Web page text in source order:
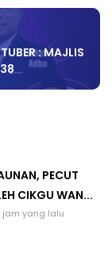
: MAJLIS
PECUT
CIKGU WAN...
jam yang lalu